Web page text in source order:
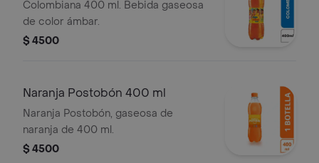
Colombiana 400 ml. Bebida gaseosa
de color ámbar.
$ 4500
Naranja Postobón 400 ml
Naranja Postobón, gaseosa de
naranja de 400 ml.
$ 4500